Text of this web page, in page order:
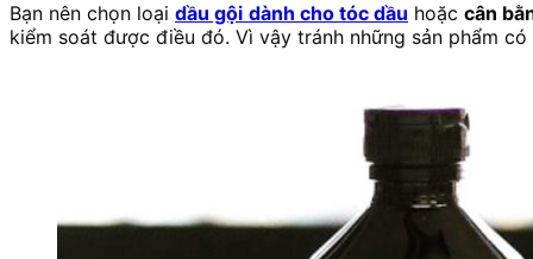
Bạn nên chọn loại dầu gội dành cho tóc dầu hoặc cân
kiểm soát được điều đó. Vì vậy tránh những sản phẩm